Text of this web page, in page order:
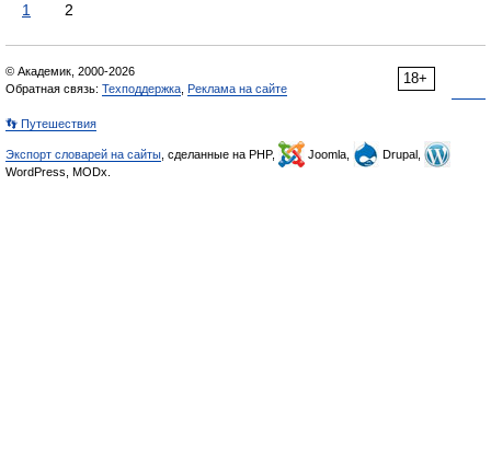
1 2
18+
© Академик, 2000-2026
Обратная связь: Техподдержка Реклама на сайте
👣 Путешествия
Экспорт словарей на сайты , сделанные на PHP, Joomla,
Drupal,
WordPress, MODx.